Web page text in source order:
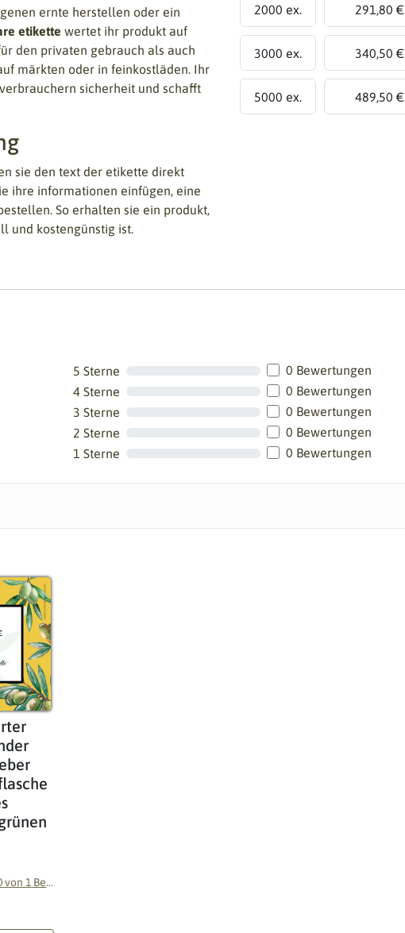
ernte herstellen oder ein
etikette wertet ihr produkt auf
den privaten gebrauch als auch
märkten oder in feinkostläden. Ihr
sicherheit und schafft
sie den text der etikette direkt
ihre informationen einfügen, eine
So erhalten sie ein produkt,
und kostengünstig ist.
2000 ex. 291,80 €
3000 ex. 340,50 €
5000 ex. 489,50 €
5 Sterne
0 Bewertungen
4 Sterne
0 Bewertungen
3 Sterne
0 Bewertungen
2 Sterne
0 Bewertungen
1 Sterne
0 Bewertungen
von1 Bewertungen